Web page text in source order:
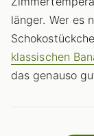
länger. Wer es
klassischen
das genauso